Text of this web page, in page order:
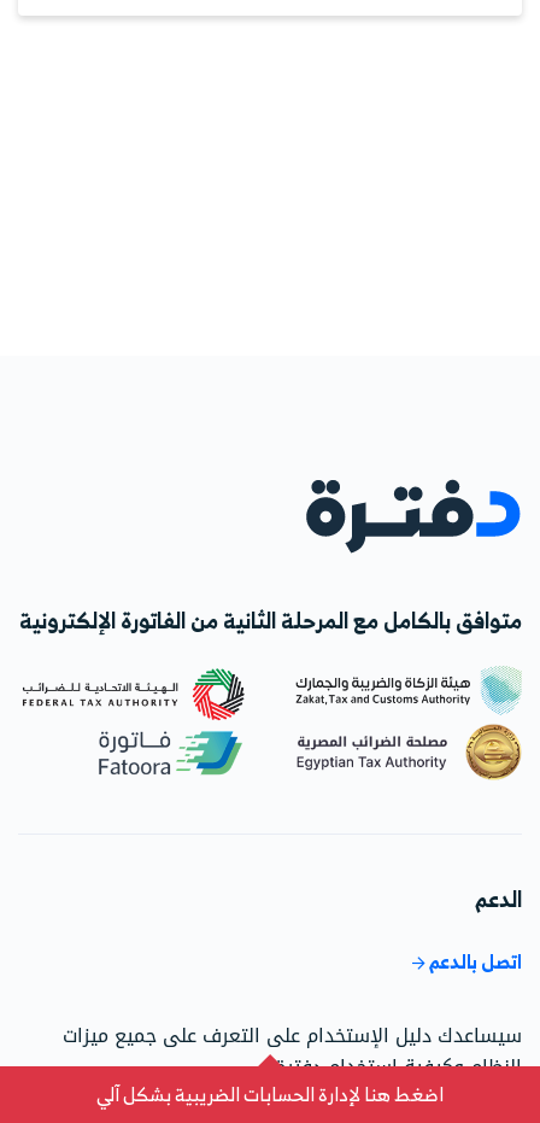
اضغط هنا لإدارة الحسابات الضريبية بشكل آلي
متوافق بالكامل مع المرحلة الثانية من الفاتورة الإلكترونية
الدعم
اتصل بالدعم
سيساعدك دليل الإستخدام على التعرف على جميع ميزات
النظام وكيفية استخدام دفترة.